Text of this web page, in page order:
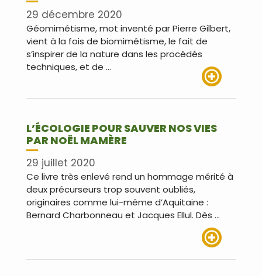
29 décembre 2020
Géomimétisme, mot inventé par Pierre Gilbert,
vient à la fois de biomimétisme, le fait de
s’inspirer de la nature dans les procédés
techniques, et de …
L’ÉCOLOGIE POUR SAUVER NOS VIES
PAR NOËL MAMÈRE
29 juillet 2020
Ce livre très enlevé rend un hommage mérité à
deux précurseurs trop souvent oubliés,
originaires comme lui-même d’Aquitaine :
Bernard Charbonneau et Jacques Ellul. Dès …